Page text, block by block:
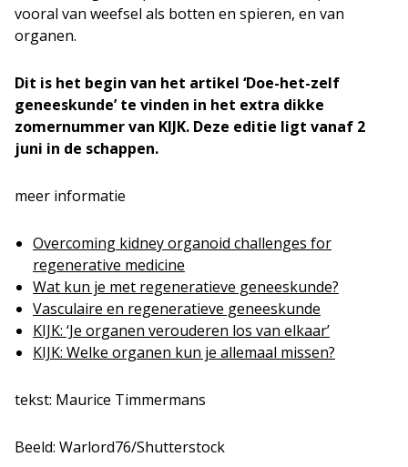
vooral van weefsel als botten en spieren, en van
organen.
Dit is het begin van het artikel ‘Doe-het-zelf
geneeskunde’ te vinden in het extra dikke
zomernummer van KIJK. Deze editie ligt vanaf 2
juni in de schappen.
meer informatie
Overcoming kidney organoid challenges for
regenerative medicine
Wat kun je met regeneratieve geneeskunde?
Vasculaire en regeneratieve geneeskunde
KIJK: ‘Je organen verouderen los van elkaar’
KIJK: Welke organen kun je allemaal missen?
tekst: Maurice Timmermans
Beeld: Warlord76/Shutterstock